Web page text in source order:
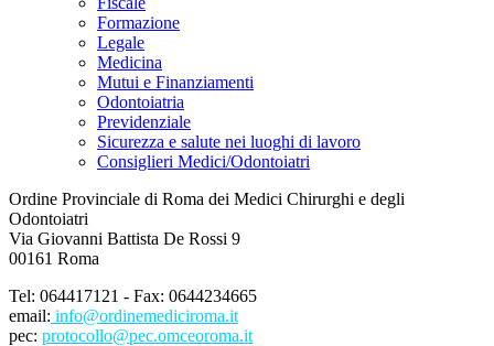
Formazione
Legale
Medicina
Mutui e Finanziamenti
Odontoiatria
Previdenziale
Sicurezza e salute nei luoghi di lavoro
Consiglieri Medici/Odontoiatri
Ordine Provinciale di Roma dei Medici Chirurghi e degli
Odontoiatri
Via Giovanni Battista De Rossi 9
00161 Roma
Tel: 064417121 - Fax: 0644234665
email: info@ordinemediciroma.it
pec: protocollo@pec.omceoroma.it